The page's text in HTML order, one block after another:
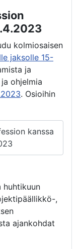
kolmiosaisen
jaksolle 15-
ja
ohjelmia
. Osioihin
kanssa
huhtikuun
,
ajankohdat